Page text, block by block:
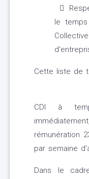
le
Cette liste de
CDI à
rémunération
par semaine
Dans le